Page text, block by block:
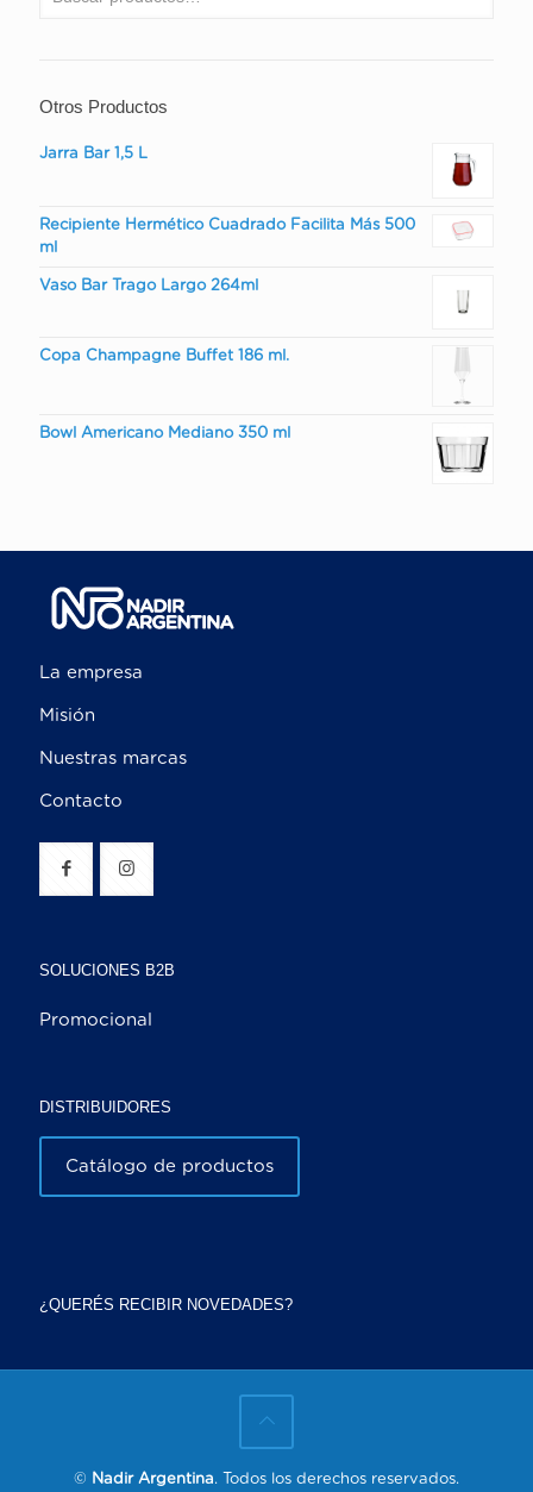
Otros Productos
Jarra Bar 1,5 L
Recipiente Hermético Cuadrado Facilita Más 500
ml
Vaso Bar Trago Largo 264ml
Copa Champagne Buffet 186 ml.
Bowl Americano Mediano 350 ml
La empresa
Misión
Nuestras marcas
Contacto
SOLUCIONES B2B
Promocional
DISTRIBUIDORES
Catálogo de productos
¿QUERÉS RECIBIR NOVEDADES?
© Nadir Argentina. Todos los derechos reservados.